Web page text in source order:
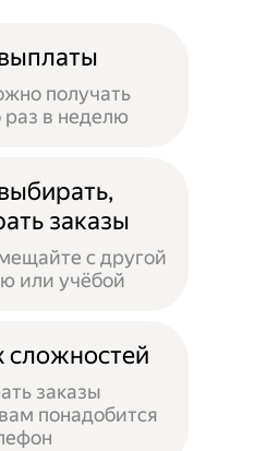
получать
раз в неделю
заказы
с другой
или учёбой
сложностей
заказы
понадобится